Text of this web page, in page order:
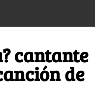
cantante
de